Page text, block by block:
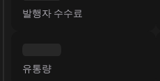
발행자 수수료
유통량